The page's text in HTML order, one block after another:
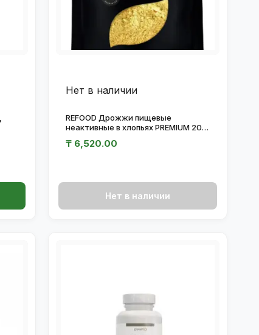
Нет в наличии
REFOOD Дрожжи пищевые
неактивные в хлопьях PREMIUM 200
₸ 6,520.00
Нет в наличии